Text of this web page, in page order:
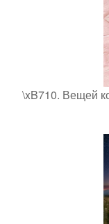
\xB710. Вещей